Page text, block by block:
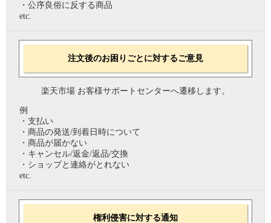
・公序良俗に反する商品
etc.
注文後のお困りごとに対するご意見
楽天市場 お客様サポートセンターへ遷移します。
例
・支払い
・商品の発送/到着日時について
・商品が届かない
・キャンセル/返金/返品/交換
・ショップと連絡がとれない
etc.
権利侵害に対する通知